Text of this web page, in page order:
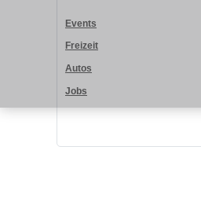
Events
Freizeit
Autos
Jobs